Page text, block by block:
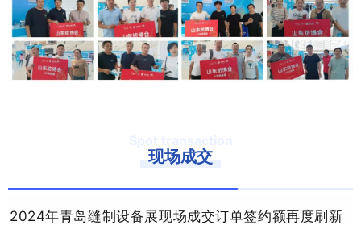
现场成交
2024年青岛缝制设备展现场成交订单签约额再度刷新